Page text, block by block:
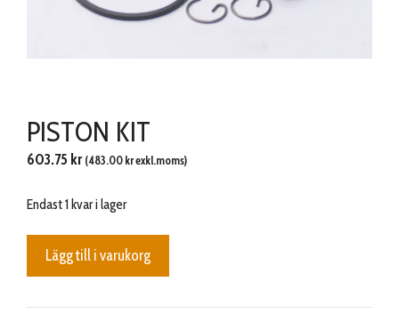
PISTON KIT
603.75 kr (483.00 krexkl.moms)
Endast 1 kvar i lager
Lägg till i varukorg